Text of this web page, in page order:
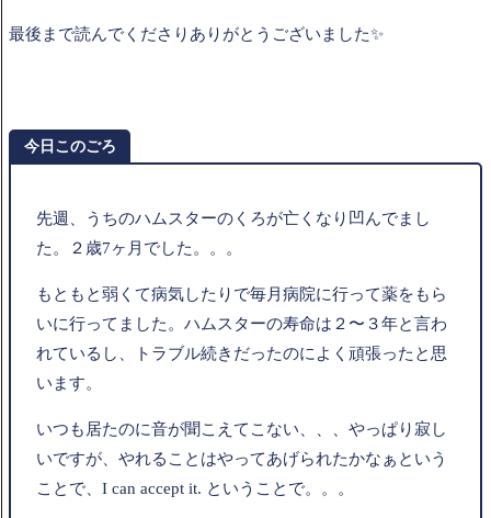
最後まで読んでくださりありがとうございました✨
今日このごろ
先週、うちのハムスターのくろが亡くなり凹んでまし
た。２歳7ヶ月でした。。。
もともと弱くて病気したりで毎月病院に行って薬をもら
いに行ってました。ハムスターの寿命は２〜３年と言わ
れているし、トラブル続きだったのによく頑張ったと思
います。
いつも居たのに音が聞こえてこない、、、やっぱり寂し
いですが、やれることはやってあげられたかなぁという
ことで、I can accept it. ということで。。。